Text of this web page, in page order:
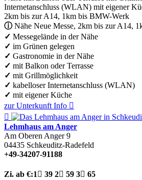
Internetanschluss (WLAN) mit eigener
2km bis zur A14, 1km bis BMW-Werk
ⓘNähe Neue Messe, 2km bis zur A14,
✓ Messegelände in der Nähe
✓ im Grünen gelegen
✓ Gastronomie in der Nähe
✓ mit Balkon oder Terrasse
✓ mit Grillmöglichkeit
✓ kabelloser Internetanschluss (WLAN)
✓ mit eigener Küche
zur Unterkunft Info 

Lehmhaus am Anger
Am Oberen Anger 9
04435 Schkeuditz-Radefeld
+49-34207-91188
Zi. ab €:1  39 2 59 3 65